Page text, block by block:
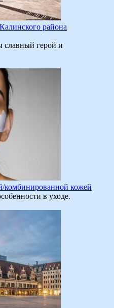
района
славный герой и
комбинированной кожей
в уходе.